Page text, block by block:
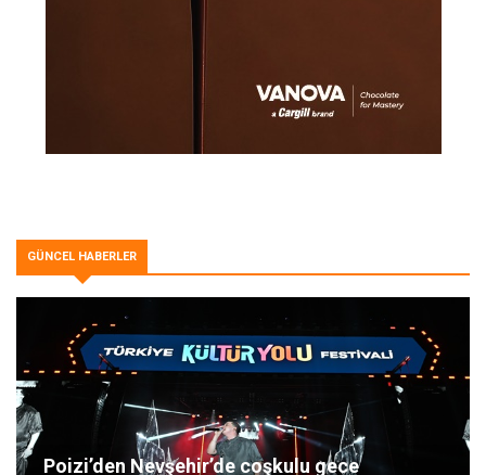
GÜNCEL HABERLER
Poizi’den Nevşehir’de coşkulu gece